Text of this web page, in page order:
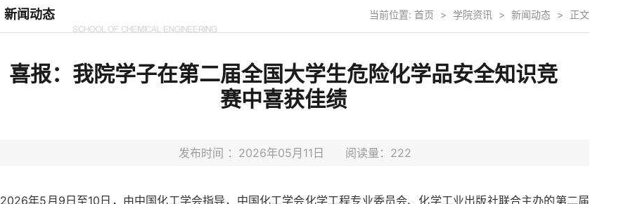
新闻动态 当前位置: 首页 > 学院资讯 > 新闻动态 > 正文
喜报：我院学子在第二届全国大学生危险化学品安全知识竞
赛中喜获佳绩
发布时间 ：2026年05月11日 阅读量： 222
2026年5月9日至10日，由中国化工学会指导，中国化工学会化学工程专业委员会、化学工业出版社联合主办的第二届